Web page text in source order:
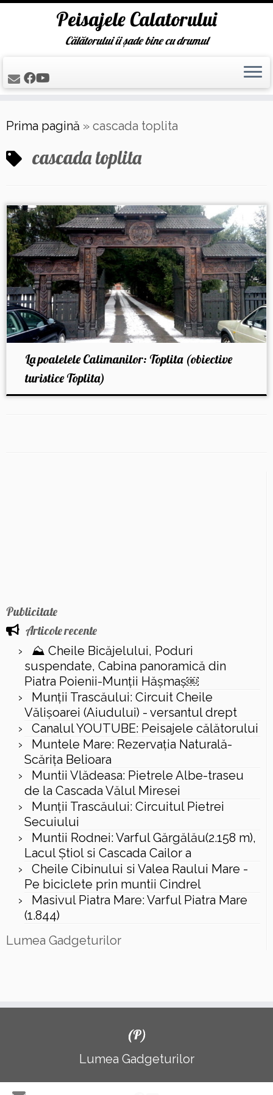
to
content
Peisajele Calatorului
Călătorului îi șade bine cu drumul
Prima pagină » cascada toplita
cascada toplita
La poalelele Calimanilor: Toplita (obiective
turistice Toplita)
Publicitate
Articole recente
⛰️ Cheile Bicăjelului, Poduri
suspendate, Cabina panoramică din
Piatra Poienii-Munții Hășmaș￼
Munții Trascăului: Circuit Cheile
Vălișoarei (Aiudului) - versantul drept
Canalul YOUTUBE: Peisajele călătorului
Muntele Mare: Rezervaţia Naturală-
Scăriţa Belioara
Muntii Vlădeasa: Pietrele Albe-traseu
de la Cascada Vălul Miresei
Munții Trascăului: Circuitul Pietrei
Secuiului
Muntii Rodnei: Varful Gărgălău(2.158 m),
Lacul Ştiol si Cascada Cailor a
Cheile Cibinului si Valea Raului Mare -
Pe biciclete prin muntii Cindrel
Masivul Piatra Mare: Varful Piatra Mare
(1.844)
Lumea Gadgeturilor
(P)
Lumea Gadgeturilor